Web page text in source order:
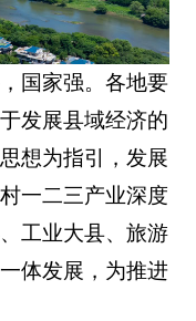
国家强。各地要
发展县域经济的
想为指引，发展
一二三产业深度
工业大县、旅游
体发展，为推进